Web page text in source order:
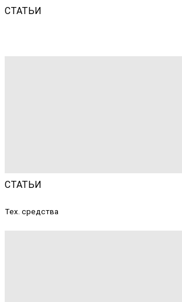
СТАТЬИ
СТАТЬИ
Тех. средства